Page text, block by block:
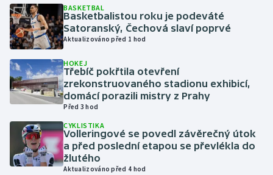
Lezení
Lyže a snowboard
Moderní pětiboj
Olympijské hry
BASKETBAL
Basketbalistou roku je podeváté
Satoranský, Čechová slaví poprvé
Aktualizováno před 1 hod
HOKEJ
Třebíč pokřtila otevření
zrekonstruovaného stadionu exhibicí,
domácí porazili mistry z Prahy
Před 3 hod
CYKLISTIKA
Volleringové se povedl závěrečný útok
a před poslední etapou se převlékla do
žlutého
Aktualizováno před 4 hod